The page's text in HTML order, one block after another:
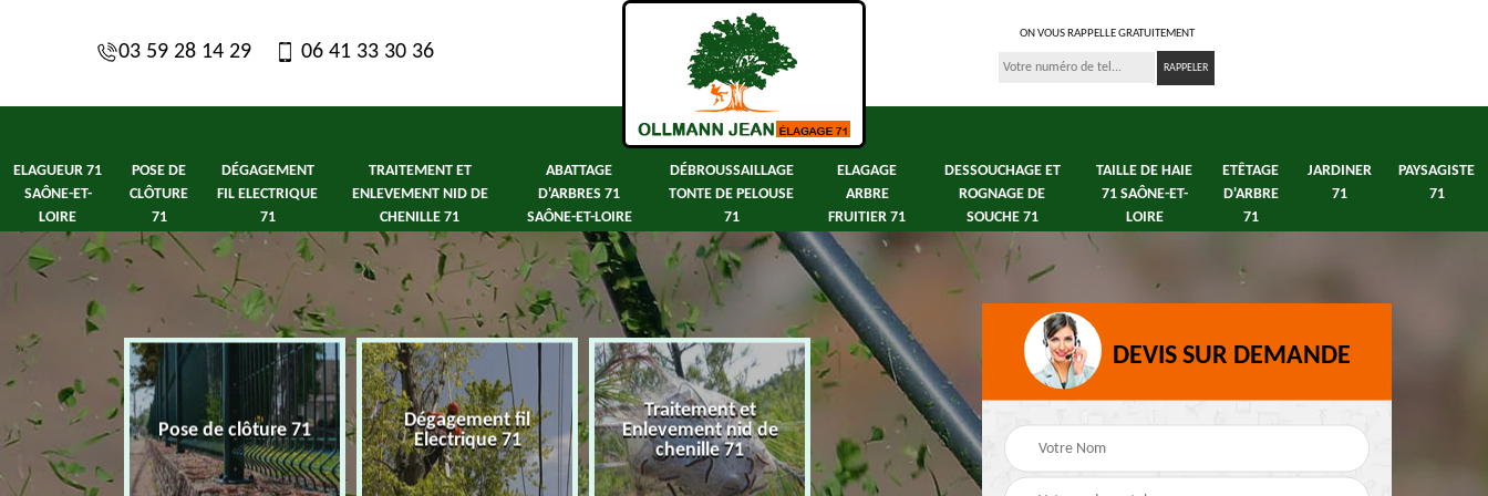
03 59 28 14 29 06 41 33 30 36
ON VOUS RAPPELLE GRATUITEMENT
ELAGUEUR 71
SAÔNE-ET-
LOIRE
POSE DE
CLÔTURE
71
DÉGAGEMENT
FIL ELECTRIQUE
71
TRAITEMENT ET
ENLEVEMENT NID DE
CHENILLE 71
ABATTAGE
D'ARBRES 71
SAÔNE-ET-LOIRE
DÉBROUSSAILLAGE
TONTE DE PELOUSE
71
ELAGAGE
ARBRE
FRUITIER 71
DESSOUCHAGE ET
ROGNAGE DE
SOUCHE 71
TAILLE DE HAIE
71 SAÔNE-ET-
LOIRE
ETÊTAGE
D'ARBRE
71
JARDINER
71
PAYSAGISTE
71
Saône-et-
Pose de clôture 71
Dégagement fil
Electrique 71
Traitement et
Enlevement nid de
chenille 71
Abattage d'arbres 71
Saône-et-Loire
DEVIS SUR DEMANDE